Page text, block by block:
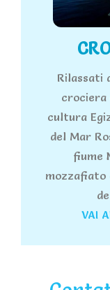
Rilassati
crociera
cultura
del Mar
fiume
mozzafiato
VAI